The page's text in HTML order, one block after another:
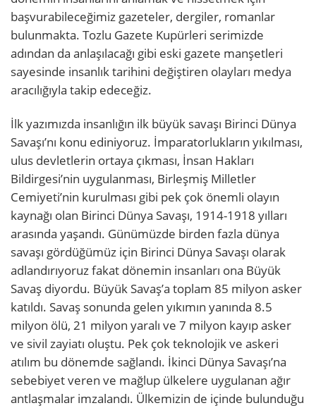
başvurabileceğimiz gazeteler, dergiler, romanlar
bulunmakta. Tozlu Gazete Kupürleri serimizde
adından da anlaşılacağı gibi eski gazete manşetleri
sayesinde insanlık tarihini değiştiren olayları medya
aracılığıyla takip edeceğiz.
İlk yazımızda insanlığın ilk büyük savaşı Birinci Dünya
Savaşı’nı konu ediniyoruz. İmparatorlukların yıkılması,
ulus devletlerin ortaya çıkması, İnsan Hakları
Bildirgesi’nin uygulanması, Birleşmiş Milletler
Cemiyeti’nin kurulması gibi pek çok önemli olayın
kaynağı olan Birinci Dünya Savaşı, 1914-1918 yılları
arasında yaşandı. Günümüzde birden fazla dünya
savaşı gördüğümüz için Birinci Dünya Savaşı olarak
adlandırıyoruz fakat dönemin insanları ona Büyük
Savaş diyordu. Büyük Savaş’a toplam 85 milyon asker
katıldı. Savaş sonunda gelen yıkımın yanında 8.5
milyon ölü, 21 milyon yaralı ve 7 milyon kayıp asker
ve sivil zayiatı oluştu. Pek çok teknolojik ve askeri
atılım bu dönemde sağlandı. İkinci Dünya Savaşı’na
sebebiyet veren ve mağlup ülkelere uygulanan ağır
antlaşmalar imzalandı. Ülkemizin de içinde bulunduğu